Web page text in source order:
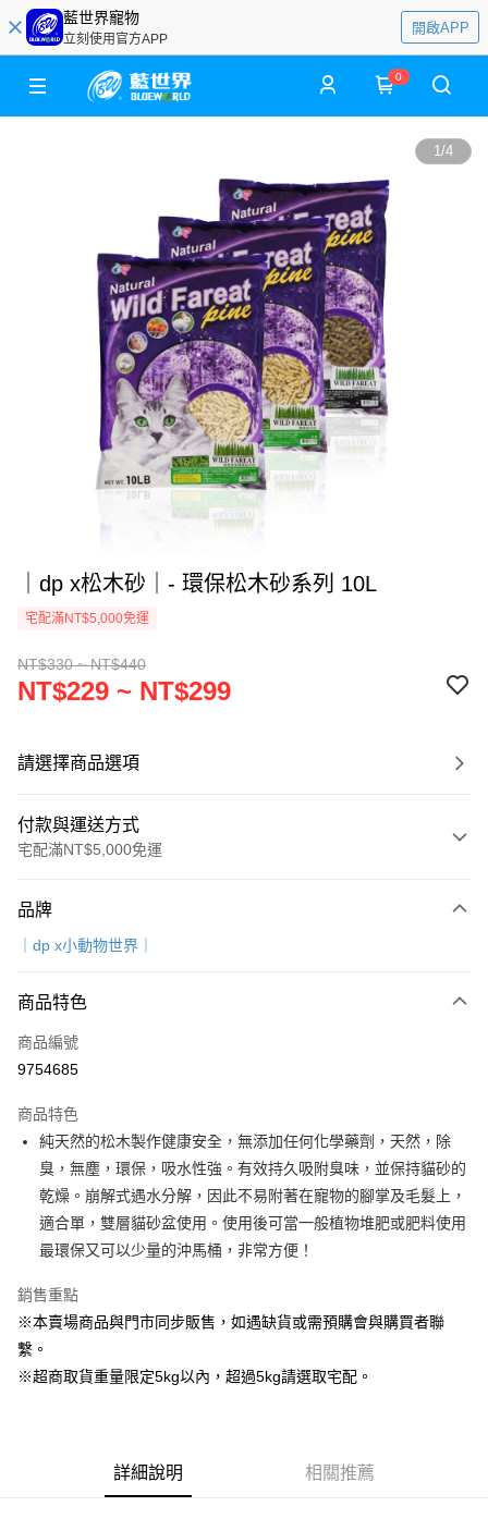
藍世界寵物
立刻使用官方APP
開啟APP
0
1/4
｜dp x松木砂｜- 環保松木砂系列 10L
宅配滿NT$5,000免運
NT$330 ~ NT$440
NT$229 ~ NT$299
請選擇商品選項
付款與運送方式
宅配滿NT$5,000免運
信用卡一次付款
Apple Pay
街口支付
運送方式
宅配
每筆NT$160
宅配(滿額免運)
付款後門市自取
免運費
品牌
｜dp x小動物世界｜
商品特色
商品編號
9754685
商品特色
純天然的松木製作健康安全，無添加任何化學藥劑，天然，除
臭，無塵，環保，吸水性強。有效持久吸附臭味，並保持貓砂的
乾燥。崩解式遇水分解，因此不易附著在寵物的腳掌及毛髮上，
適合單，雙層貓砂盆使用。使用後可當一般植物堆肥或肥料使用
最環保又可以少量的沖馬桶，非常方便！
銷售重點
※本賣場商品與門市同步販售，如遇缺貨或需預購會與購買者聯
繫。
※超商取貨重量限定5kg以內，超過5kg請選取宅配。
詳細說明 相關推薦